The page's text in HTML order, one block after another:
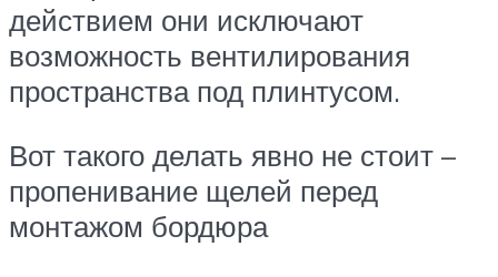
действием они исключают
возможность вентилирования
пространства под плинтусом.
Вот такого делать явно не стоит –
пропенивание щелей перед
монтажом бордюра